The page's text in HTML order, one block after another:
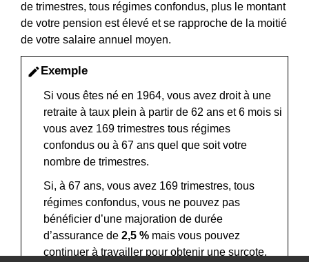
de trimestres, tous régimes confondus, plus le montant
de votre pension est élevé et se rapproche de la moitié
de votre salaire annuel moyen.
edit Exemple
Si vous êtes né en 1964, vous avez droit à une
retraite à taux plein à partir de 62 ans et 6 mois si
vous avez 169 trimestres tous régimes
confondus ou à 67 ans quel que soit votre
nombre de trimestres.
Si, à 67 ans, vous avez 169 trimestres, tous
régimes confondus, vous ne pouvez pas
bénéficier d’une majoration de durée
d’assurance de 2,5 % mais vous pouvez
continuer à travailler pour obtenir une surcote.